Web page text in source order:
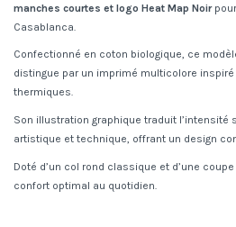
manches courtes et logo Heat Map Noir
Casablanca.
Confectionné en coton biologique, ce
distingue par un imprimé multicolore
thermiques.
Son illustration graphique traduit l’intensité
artistique et technique, offrant un design
Doté d’un col rond classique et d’une
confort optimal au quotidien.